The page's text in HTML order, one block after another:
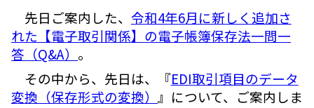
先日ご案内した、 令和4年6月に新しく追加さ
れた【電子取引関係】の電子帳簿保存法一問一
答（Q&A） 。
その中から、先日は、『EDI取引項目のデータ
変換（保存形式の変換） 』について、ご案内しま